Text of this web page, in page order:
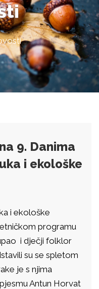
9. Danima
i ekološke
i ekološke
programu
i dječji folklor
su se spletom
je s njima
Antun Horvat